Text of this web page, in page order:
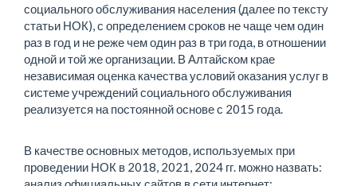
социального обслуживания населения (далее по тексту
статьи НОК), с определением сроков не чаще чем один
раз в год и не реже чем один раз в три года, в отношении
одной и той же организации. В Алтайском крае
независимая оценка качества условий оказания услуг в
системе учреждений социального обслуживания
реализуется на постоянной основе с 2015 года.
В качестве основных методов, используемых при
проведении НОК в 2018, 2021, 2024 гг. можно назвать: